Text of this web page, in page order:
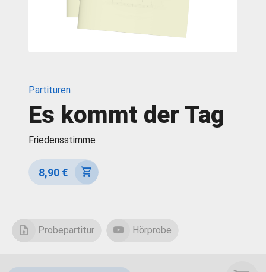
Partituren
Es kommt der Tag
Friedensstimme
8,90 €
Probepartitur Hörprobe